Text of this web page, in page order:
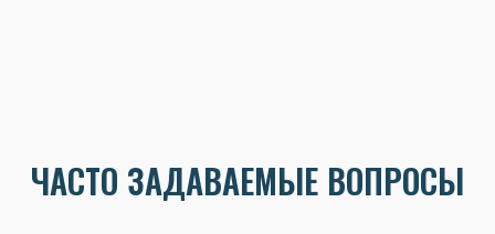
ЧАСТО ЗАДАВАЕМЫЕ ВОПРОСЫ